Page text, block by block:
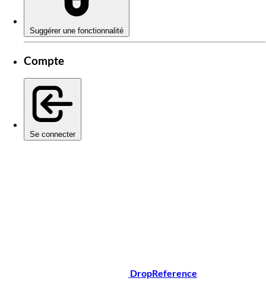
Suggérer une fonctionnalité
Compte
Se connecter
DropReference